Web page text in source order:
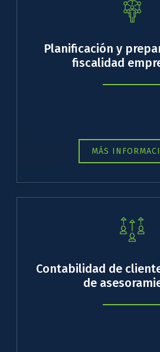
Planificación y
fiscalidad
MÁS
Contabilidad de
de